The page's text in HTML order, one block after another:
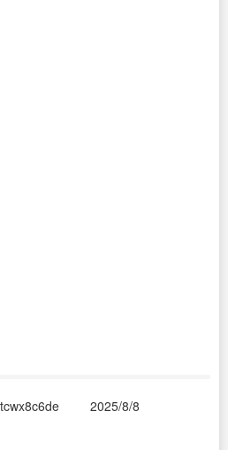
tcwx8c6de 2025/8/8